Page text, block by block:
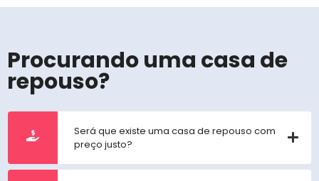
Procurando uma casa de
repouso?
Será que existe uma casa de repouso com
preço justo?